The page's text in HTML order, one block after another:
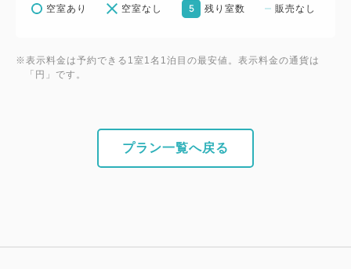
空室あり 空室なし 5 残り室数 販売なし
※表示料金は予約できる1室1名1泊目の最安値。表示料金の通貨は
「円」です。
プラン一覧へ戻る